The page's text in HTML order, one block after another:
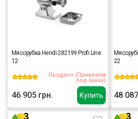
Купить
Мясорубка Hendi 282199 Profi Line
12
Продано (Привезем
под заказ)
46 905 грн.
22
48